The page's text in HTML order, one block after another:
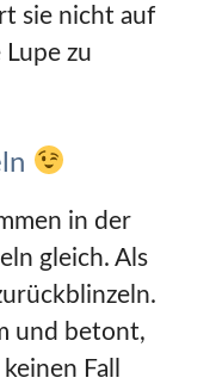
sie nicht auf
zu
in der
gleich. Als
und betont,
Fall